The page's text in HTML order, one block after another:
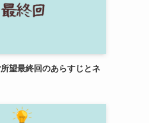
望最終回のあらすじとネ